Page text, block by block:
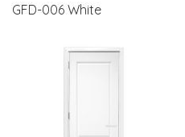
GFD-006 White